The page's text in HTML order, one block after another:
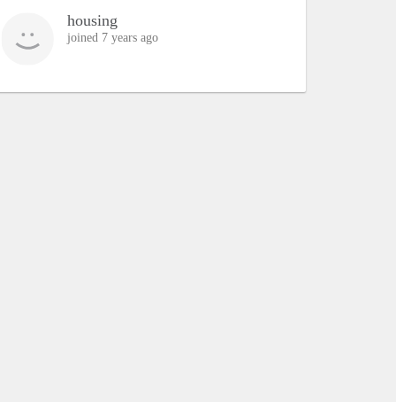
housing
joined 7 years ago